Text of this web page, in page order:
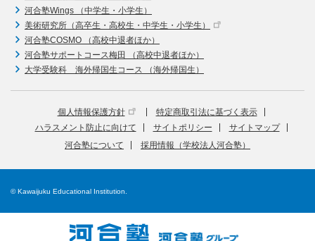
河合塾Wings （中学生・小学生）
美術研究所（高卒生・高校生・中学生・小学生）
河合塾COSMO （高校中退者ほか）
河合塾サポートコース梅田 （高校中退者ほか）
大学受験科 海外帰国生コース （海外帰国生）
個人情報保護方針
特定商取引法に基づく表示
ハラスメント防止に向けて
サイトポリシー
サイトマップ
河合塾について
採用情報（学校法人河合塾）
© Kawaijuku Educational Institution.